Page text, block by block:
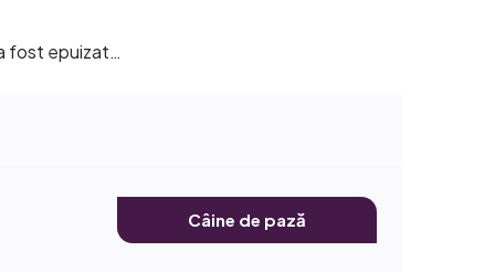
fost epuizat…
Câine de pază